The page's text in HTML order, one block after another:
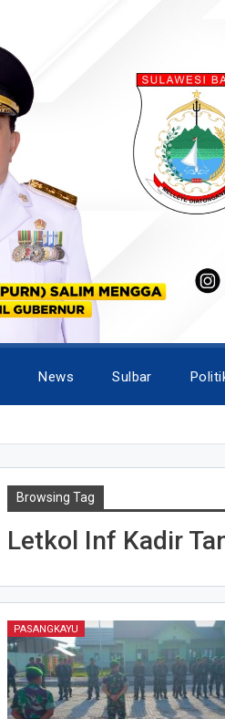
News Sulbar
Browsing Tag
Letkol Inf Kadir
PASANGKAYU